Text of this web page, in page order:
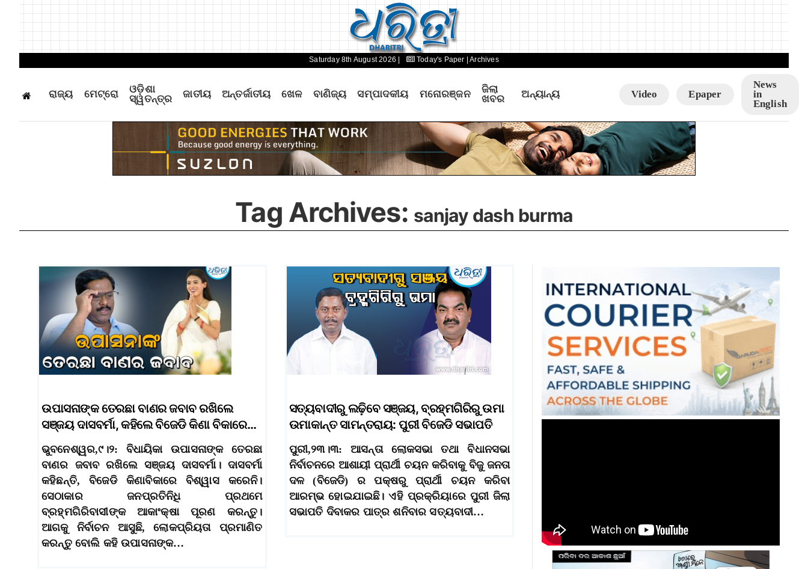
Saturday 8th August 2026 | Today's Paper | Archives
ରାଜ୍ୟ ମେଟ୍ରୋ
ଓଡ଼ିଶା
ସ୍ୱତନ୍ତ୍ର
ଜାତୀୟ ଅନ୍ତର୍ଜାତୀୟ ଖେଳ ବାଣିଜ୍ୟ ସମ୍ପାଦକୀୟ ମନୋରଞ୍ଜନ
ଜିଲା
ଖବର
ଅନ୍ୟାନ୍ୟ Video Epaper
News
in
English
Tag Archives: sanjay dash burma
ଉପାସନାଙ୍କ ତେରଛା ବାଣର ଜବାବ ରଖିଲେ
ସଞ୍ଜୟ ଦାସବର୍ମା, କହିଲେ ବିଜେଡି କିଣା ବିକାରେ…
ଭୁବନେଶ୍ୱର,୯।୨: ବିଧାୟିକା ଉପାସନାଙ୍କ ତେରଛା
ବାଣର ଜବାବ ରଖିଲେ ସଞ୍ଜୟ ଦାସବର୍ମା। ଦାସବର୍ମା
କହିଛନ୍ତି, ବିଜେଡି କିଣାବିକାରେ ବିଶ୍ୱାସ କରେନି।
ସେଠାକାର ଜନପ୍ରତିନିଧି ପ୍ରଥମେ
ବ୍ରହ୍ମଗିରିବାସୀଙ୍କ ଆକାଂକ୍ଷା ପୂରଣ କରନ୍ତୁ।
ଆଗକୁ ନିର୍ବାଚନ ଆସୁଛି, ଲୋକପ୍ରିୟତା ପ୍ରମାଣିତ
କରନ୍ତୁ ବୋଲି କହି ଉପାସନାଙ୍କ…
ସତ୍ୟବାଦୀରୁ ଲଢ଼ିବେ ସଞ୍ଜୟ, ବ୍ରହ୍ମଗିରିରୁ ଉମା
ଉମାକାନ୍ତ ସାମନ୍ତରାୟ: ପୁରୀ ବିଜେଡି ସଭାପତି
ପୁରୀ,୨୩।୩: ଆସନ୍ତା ଲୋକସଭା ତଥା ବିଧାନସଭା
ନିର୍ବାଚନରେ ଆଶାୟୀ ପ୍ରାର୍ଥୀ ଚୟନ କରିବାକୁ ବିଜୁ ଜନତା
ଦଳ (ବିଜେଡି) ର ପକ୍ଷରୁ ପ୍ରାର୍ଥୀ ଚୟନ କରିବା
ଆରମ୍ଭ ହୋଇଯାଇଛି। ଏହି ପ୍ରକ୍ରିୟାରେ ପୁରୀ ଜିଲା
ସଭାପତି ଦିବାକର ପାତ୍ର ଶନିବାର ସତ୍ୟବାଦୀ…